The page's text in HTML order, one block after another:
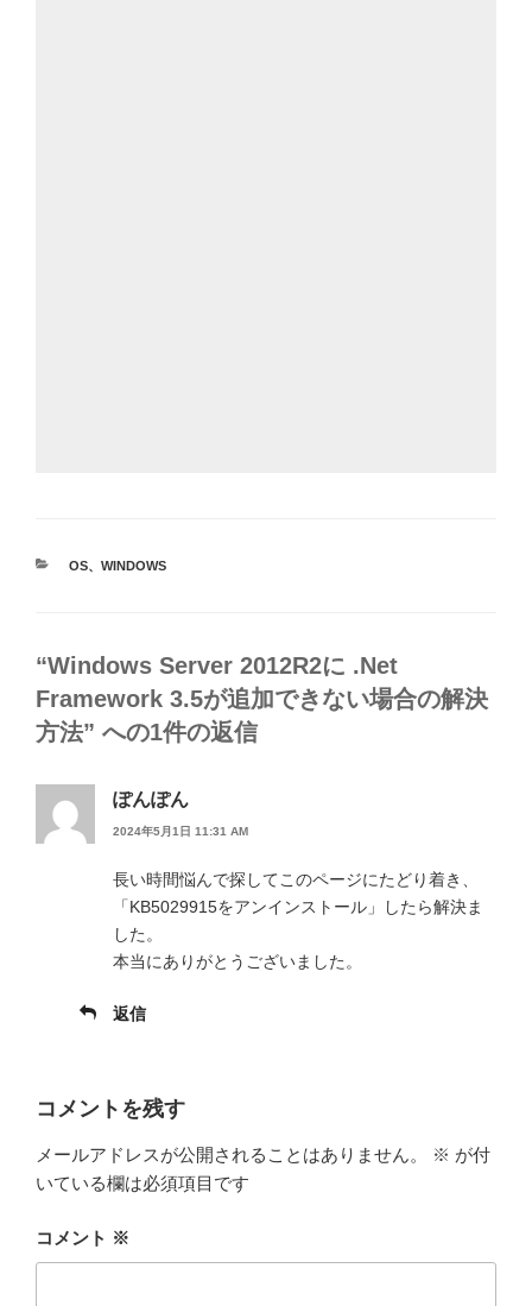
カ
OS、 WINDOWS
“Windows Server 2012R2に .Net
Framework 3.5が追加できない場合の解決
方法” への1件の返信
ぽんぽん
2024年5月1日 11:31 AM
長い時間悩んで探してこのページにたどり着き、
「KB5029915をアンインストール」したら解決ま
した。
本当にありがとうございました。
返信
コメントを残す
メールアドレスが公開されることはありません。 ※ が付
いている欄は必須項目です
コメント ※